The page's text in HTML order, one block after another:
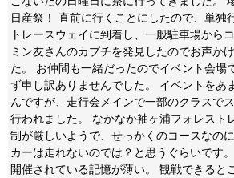
日産祭！ 直前に行くことにしたので、単独
トレースウェイに到着し、一般駐車場から
ミン友さんのカプチを発見したのでお声か
た。 お仲間も一緒だったのでイベント会場
ず申し訳ありませんでした。 イベントをあ
んですが、走行会メインで一部のクラスで
行われました。 なかなか袖ヶ浦フォレスト
制が厳しいようで、せっかくのコースなの
カーは走れないのでは？と思うぐらいです
開催されている記憶が薄い。 観戦できると